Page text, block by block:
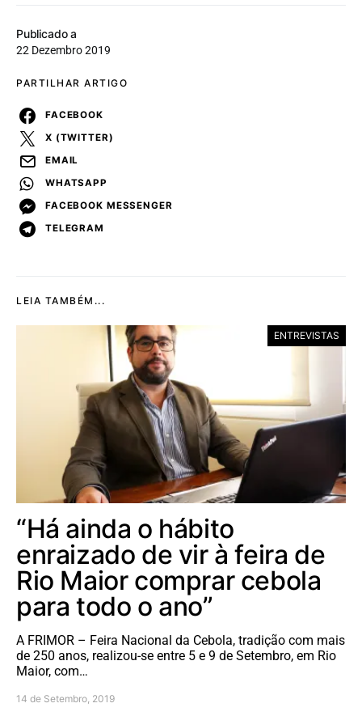
Publicado a
22 Dezembro 2019
PARTILHAR ARTIGO
FACEBOOK
X (TWITTER)
EMAIL
WHATSAPP
FACEBOOK MESSENGER
TELEGRAM
LEIA TAMBÉM...
ENTREVISTAS
“Há ainda o hábito
enraizado de vir à feira de
Rio Maior comprar cebola
para todo o ano”
A FRIMOR – Feira Nacional da Cebola, tradição com mais
de 250 anos, realizou-se entre 5 e 9 de Setembro, em Rio
Maior, com…
14 de Setembro, 2019